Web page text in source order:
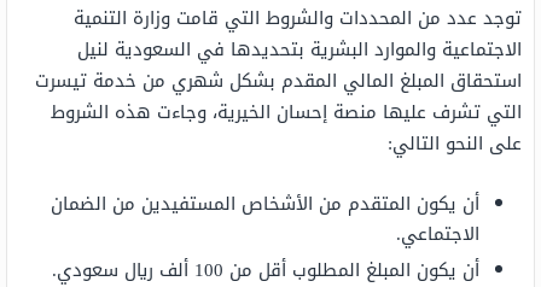
توجد عدد من المحددات والشروط التي قامت وزارة التنمية
الاجتماعية والموارد البشرية بتحديدها في السعودية لنيل
استحقاق المبلغ المالي المقدم بشكل شهري من خدمة تيسرت
التي تشرف عليها منصة إحسان الخيرية، وجاءت هذه الشروط
على النحو التالي:
أن يكون المتقدم من الأشخاص المستفيدين من الضمان
الاجتماعي.
أن يكون المبلغ المطلوب أقل من 100 ألف ريال سعودي.